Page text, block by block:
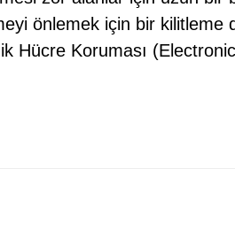
önlemek için bir kilitleme
Hücre Koruması